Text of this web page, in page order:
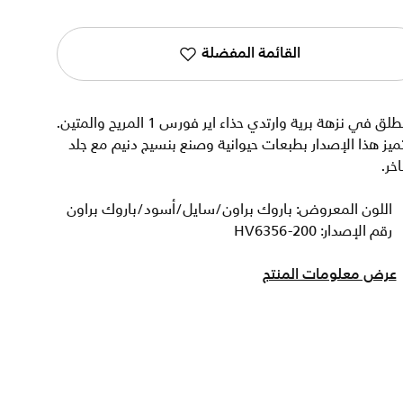
القائمة المفضلة
انطلق في نزهة برية وارتدي حذاء اير فورس 1 المريح والمتين.
هذا الإصدار بطبعات حيوانية وصنع بنسيج دنيم مع جلد
اللون المعروض: باروك براون/سايل/أسود/باروك براون
رقم الإصدار: HV6356-200
عرض معلومات المنتج